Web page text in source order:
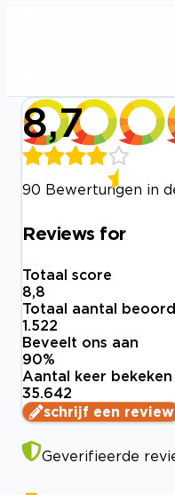
8,7
90 Bewertungen in
Reviews for
Totaal score
8,8
Totaal aantal
1.522
Beveelt ons aan
90%
Aantal keer bekeken
35.642
schrijf een review
Geverifieerde